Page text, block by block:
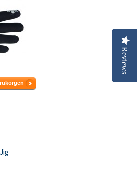
Reviews